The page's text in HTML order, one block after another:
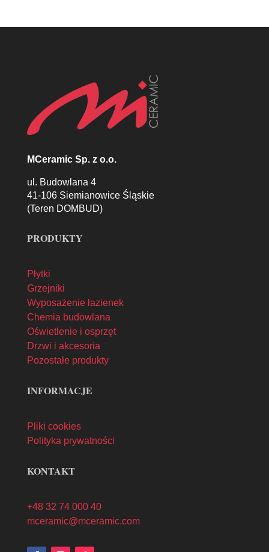
MCeramic Sp. z o.o.
ul. Budowlana 4
41-106 Siemianowice Śląskie
(Teren DOMBUD)
PRODUKTY
Płytki
Grzejniki
Wyposażenie łazienek
Chemia budowlana
Oświetlenie i osprzęt
Drzwi i akcesoria
Pozostałe produkty
INFORMACJE
Pliki cookies
Polityka prywatności
KONTAKT
+48 32 74 000 40
mceramic@mceramic.com